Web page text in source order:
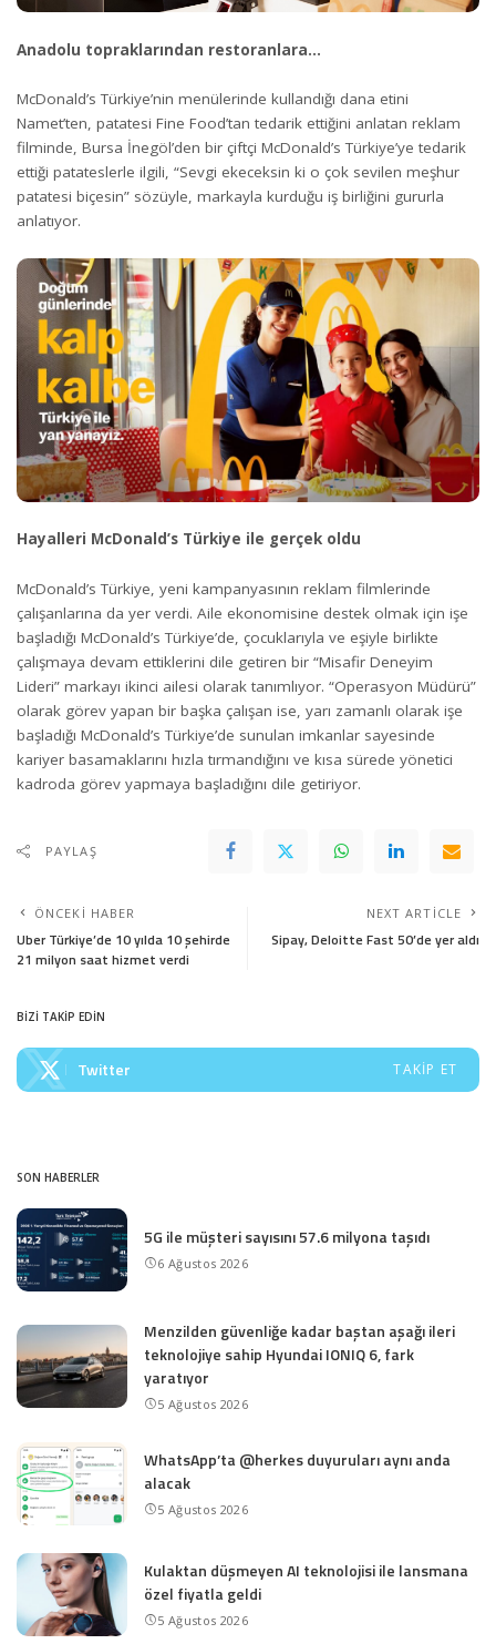
Anadolu topraklarından restoranlara…
McDonald’s Türkiye’nin menülerinde kullandığı dana etini
Namet’ten, patatesi Fine Food’tan tedarik ettiğini anlatan reklam
filminde, Bursa İnegöl’den bir çiftçi McDonald’s Türkiye’ye tedarik
ettiği patateslerle ilgili, “Sevgi ekeceksin ki o çok sevilen meşhur
patatesi biçesin” sözüyle, markayla kurduğu iş birliğini gururla
anlatıyor.
Hayalleri McDonald’s Türkiye ile gerçek oldu
McDonald’s Türkiye, yeni kampanyasının reklam filmlerinde
çalışanlarına da yer verdi. Aile ekonomisine destek olmak için işe
başladığı McDonald’s Türkiye’de, çocuklarıyla ve eşiyle birlikte
çalışmaya devam ettiklerini dile getiren bir “Misafir Deneyim
Lideri” markayı ikinci ailesi olarak tanımlıyor. “Operasyon Müdürü”
olarak görev yapan bir başka çalışan ise, yarı zamanlı olarak işe
başladığı McDonald’s Türkiye’de sunulan imkanlar sayesinde
kariyer basamaklarını hızla tırmandığını ve kısa sürede yönetici
kadroda görev yapmaya başladığını dile getiriyor.
PAYLAŞ
ÖNCEKI HABER
Uber Türkiye’de 10 yılda 10 şehirde
21 milyon saat hizmet verdi
NEXT ARTICLE
Sipay, Deloitte Fast 50’de yer aldı
BİZİ TAKİP EDİN
Twitter TAKIP ET
SON HABERLER
5G ile müşteri sayısını 57.6 milyona taşıdı
6 Ağustos 2026
Menzilden güvenliğe kadar baştan aşağı ileri
teknolojiye sahip Hyundai IONIQ 6, fark
yaratıyor
5 Ağustos 2026
WhatsApp’ta @herkes duyuruları aynı anda
alacak
5 Ağustos 2026
Kulaktan düşmeyen AI teknolojisi ile lansmana
özel fiyatla geldi
5 Ağustos 2026